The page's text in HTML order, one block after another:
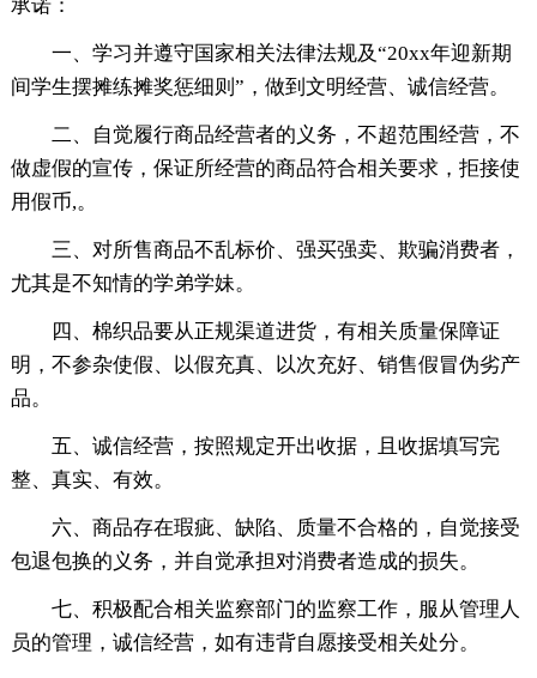
承诺：
一、学习并遵守国家相关法律法规及“20xx年迎新期
间学生摆摊练摊奖惩细则”，做到文明经营、诚信经营。
二、自觉履行商品经营者的义务，不超范围经营，不
做虚假的宣传，保证所经营的商品符合相关要求，拒接使
用假币,。
三、对所售商品不乱标价、强买强卖、欺骗消费者，
尤其是不知情的学弟学妹。
四、棉织品要从正规渠道进货，有相关质量保障证
明，不参杂使假、以假充真、以次充好、销售假冒伪劣产
品。
五、诚信经营，按照规定开出收据，且收据填写完
整、真实、有效。
六、商品存在瑕疵、缺陷、质量不合格的，自觉接受
包退包换的义务，并自觉承担对消费者造成的损失。
七、积极配合相关监察部门的监察工作，服从管理人
员的管理，诚信经营，如有违背自愿接受相关处分。